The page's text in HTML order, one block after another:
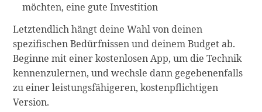
möchten, eine gute Investition
Letztendlich hängt deine Wahl von deinen
spezifischen Bedürfnissen und deinem Budget ab.
Beginne mit einer kostenlosen App, um die Technik
kennenzulernen, und wechsle dann gegebenenfalls
zu einer leistungsfähigeren, kostenpflichtigen
Version.